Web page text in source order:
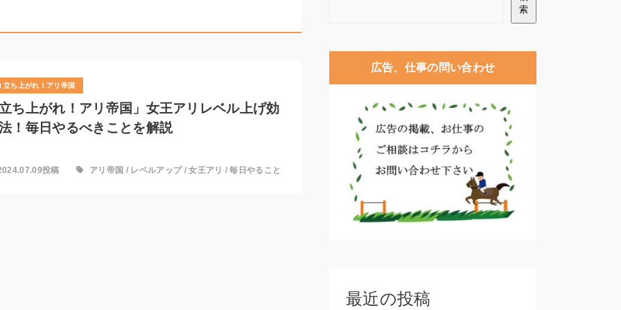
立ち上がれ！アリ帝国
ち上がれ！アリ帝国」女王アリレベル上げ効
！毎日やるべきことを解説
投稿 アリ帝国 / レベルアップ/女王アリ /毎日やること
索
広告、仕事の問い合わせ
最近の投稿